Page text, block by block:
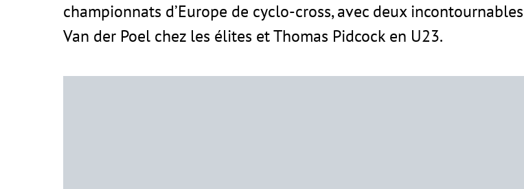
championnats d’Europe de cyclo-cross, avec deux
Van der Poel chez les élites et Thomas Pidcock en U23.